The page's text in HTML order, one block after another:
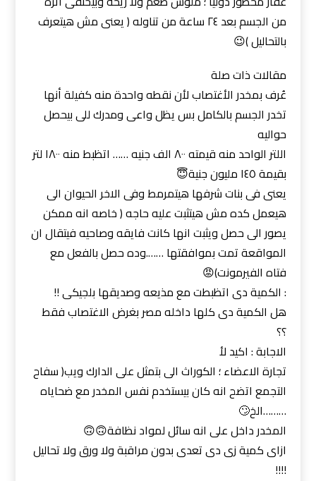
من الجسم بعد ٢٤ ساعة من تناوله ( يعنى مش هيتعرف
بالتحاليل )😉
مقالات ذات صلة
عُرف بمخدر الأغتصاب لأن نقطه واحدة منه كفيلة أنها
تخدر الجسم بالكامل بس يظل واعى ومدرك للى بيحصل
حواليه
اللتر الواحد منه قيمته ٨٠٠ الف جنيه …… اتظبط منه ١٨٠٠ لتر
بقيمة ١٤٥ مليون جنية😇
يعنى فى بنات شرفها هيتمرمط وفى الاخر الحيوان الى
هيعمل كده مش هيتثبت عليه حاجه ( خاصه انه ممكن
يصور الى حصل ويثبت انها كانت فايقه وصاحيه فيتقال ان
المواقعة تمت بموافقتها …….وده حصل بالفعل مع
فتاه الفيرمونت)😡
: الكمية دى اتظبطت مع مذيعه وصديقها بلجيكى !!
هل الكمية دى كلها داخله مصر بغرض الاغتصاب فقط
؟؟
الاجابة : اكيد لأ
تجارة الاعضاء ؛ الكوراث الى بتمثل على الدارك ويب( سفاح
التجمع اتضح انه كان بيستخدم نفس المخدر مع ضحاياه
………الخ🙄
المخدر داخل على انه سائل لمواد نظافة🙃🙃
ازاى كمية زى دى تعدى بدون مراقبة ولا ورق ولا تحاليل
!!!!